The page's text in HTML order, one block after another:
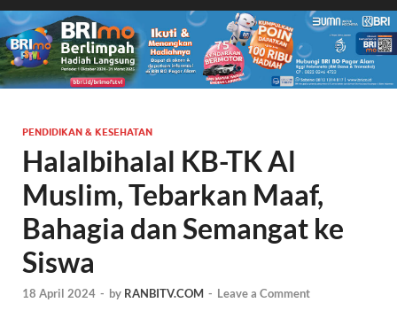
PENDIDIKAN & KESEHATAN
Halalbihalal KB-TK Al
Muslim, Tebarkan Maaf,
Bahagia dan Semangat ke
Siswa
18 April 2024 - by RANBITV.COM - Leave a Comment